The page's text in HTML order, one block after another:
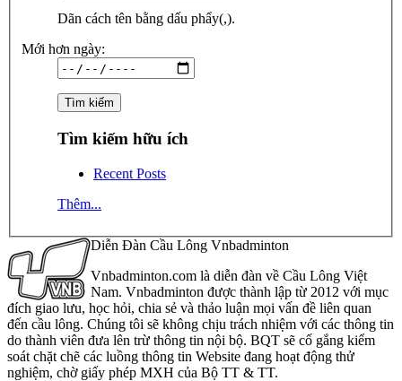
Dãn cách tên bằng dấu phẩy(,).
Mới hơn ngày:
Tìm kiếm hữu ích
Recent Posts
Thêm...
Diễn Đàn Cầu Lông Vnbadminton
Vnbadminton.com là diễn đàn về Cầu Lông Việt
Nam. Vnbadminton được thành lập từ 2012 với mục
đích giao lưu, học hỏi, chia sẻ và thảo luận mọi vấn đề liên quan
đến cầu lông. Chúng tôi sẽ không chịu trách nhiệm với các thông tin
do thành viên đưa lên trừ thông tin nội bộ. BQT sẽ cố gắng kiểm
soát chặt chẽ các luồng thông tin Website đang hoạt động thử
nghiệm, chờ giấy phép MXH của Bộ TT & TT.